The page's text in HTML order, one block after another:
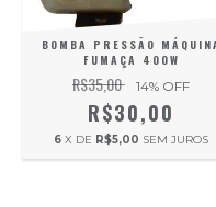
BOMBA PRESSÃO
FUMAÇA 400W
R$35,00 14% OFF
R$30,00
6 X DE R$5,00 SEM JUROS